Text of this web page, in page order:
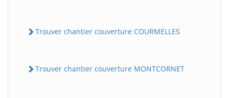
Trouver chantier couverture COURMELLES
Trouver chantier couverture MONTCORNET